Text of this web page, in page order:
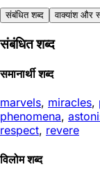
संबंधित शब्द वाक्यांश और
संबंधित शब्द
समानार्थी शब्द
marvels, miracles,
phenomena,
respect, revere
विलोम शब्द